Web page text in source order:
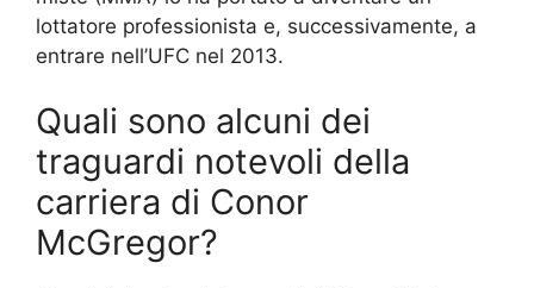
lottatore professionista e, successivamente, a
entrare nell’UFC nel 2013.
Quali sono alcuni dei
traguardi notevoli della
carriera di Conor
McGregor?